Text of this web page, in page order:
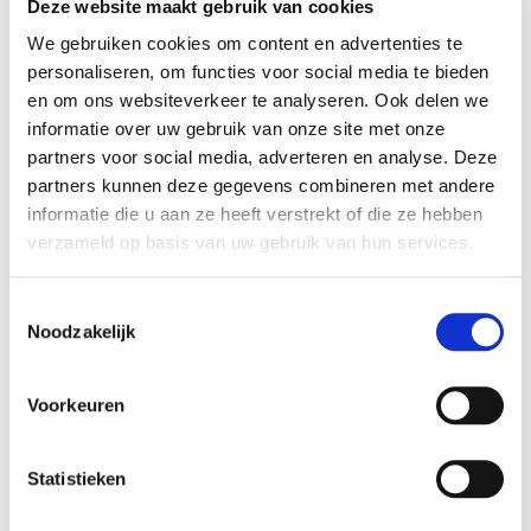
Deze website maakt gebruik van cookies
We gebruiken cookies om content en advertenties te
personaliseren, om functies voor social media te bieden
en om ons websiteverkeer te analyseren. Ook delen we
informatie over uw gebruik van onze site met onze
partners voor social media, adverteren en analyse. Deze
partners kunnen deze gegevens combineren met andere
informatie die u aan ze heeft verstrekt of die ze hebben
verzameld op basis van uw gebruik van hun services.
Noodzakelijk
Voorkeuren
Statistieken
goede hechting.
Verf dunne, effen laagjes totdat je een egaal en dekkend
resultaat ziet.
Wacht 10-15 min voordat je een nieuwe laag aanbrengt.
Laat je leren item 24 uur rusten voordat je het gebruikt.
Meng Angelus leerverf eventueel met andere Angelus kleuren.
Gebruik een finishervoor extra bescherming en een finish
Hoeveel Angelus leerverf heb ik
Voor een paar schoenen is een potje van 29,5 ml voldoende.
Voor een kleine 2-zits bank is 4 x 118 ml voldoende.